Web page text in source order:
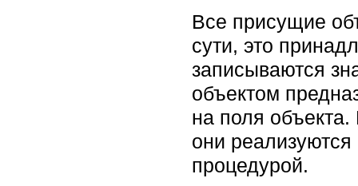
Все присущие
сути, это
записываются
объектом
на поля
они
процедурой.